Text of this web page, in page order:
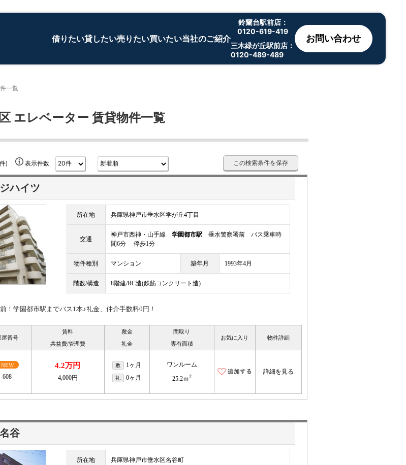
借りたい貸したい売りたい買いたい当社のご紹介
鈴蘭台駅前店：
0120-619-419
三木緑が丘駅前店：
0120-489-489
お問い合わせ
一覧
エレベーター 賃貸物件一覧
件) 表示件数 この検索条件を保存
ハイツ
所在地 兵庫県神戸市垂水区学が丘4丁目
交通
神戸市西神・山手線 学園都市駅垂水警察署前 バス乗車時
間6分 停歩1分
物件種別 マンション 築年月 1993年4月
階数/構造 8階建/RC造(鉄筋コンクリート造)
！学園都市駅までバス1本♪礼金、仲介手数料0円！
屋番号
賃料
共益費/管理費
敷金
礼金
間取り
専有面積
お気に入り 物件詳細
NEW
608
4.2万円
4,000円
敷 1ヶ月
礼 0ヶ月
ワンルーム
25.2ｍ2
詳細を見る
谷
所在地 兵庫県神戸市垂水区名谷町